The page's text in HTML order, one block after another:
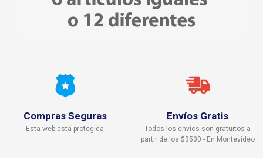
Compras Seguras
Esta web está protegida
Envíos Gratis
Todos los envíos son gratuitos a
partir de los $3500 - En Montevideo